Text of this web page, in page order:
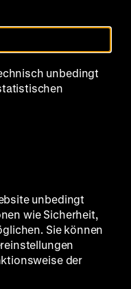
Über uns
unbedingt
unbedingt
wie Sicherheit,
Sie können
der